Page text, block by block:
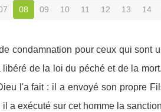
08 09 10 11 12 13 14
condamnation pour ceux qui sont
de la loi du péché et de la
l'a fait : il a envoyé son propre
a exécuté sur cet homme la